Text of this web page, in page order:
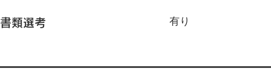
書類選考 有り